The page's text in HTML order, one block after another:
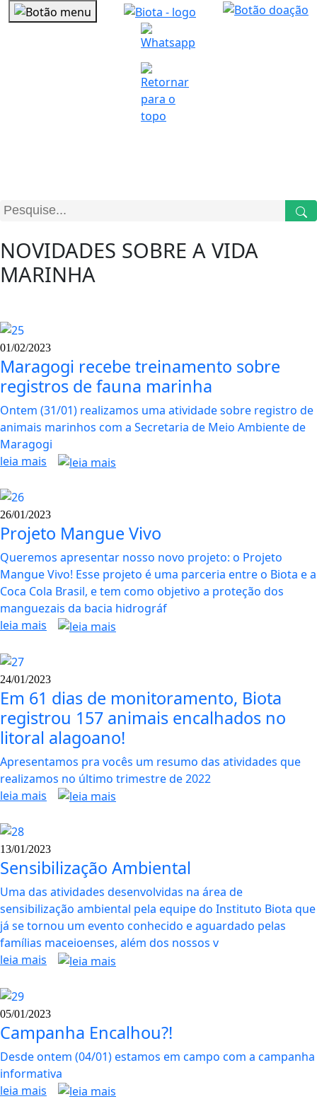
NOVIDADES SOBRE A VIDA
MARINHA
01/02/2023
Maragogi recebe treinamento sobre
registros de fauna marinha
Ontem (31/01) realizamos uma atividade sobre registro de
animais marinhos com a Secretaria de Meio Ambiente de
Maragogi
leia mais
26/01/2023
Projeto Mangue Vivo
Queremos apresentar nosso novo projeto: o Projeto
Mangue Vivo! Esse projeto é uma parceria entre o Biota e a
Coca Cola Brasil, e tem como objetivo a proteção dos
manguezais da bacia hidrográf
leia mais
24/01/2023
Em 61 dias de monitoramento, Biota
registrou 157 animais encalhados no
litoral alagoano!
Apresentamos pra vocês um resumo das atividades que
realizamos no último trimestre de 2022
leia mais
13/01/2023
Sensibilização Ambiental
Uma das atividades desenvolvidas na área de
sensibilização ambiental pela equipe do Instituto Biota que
já se tornou um evento conhecido e aguardado pelas
famílias maceioenses, além dos nossos v
leia mais
05/01/2023
Campanha Encalhou?!
Desde ontem (04/01) estamos em campo com a campanha
informativa
leia mais